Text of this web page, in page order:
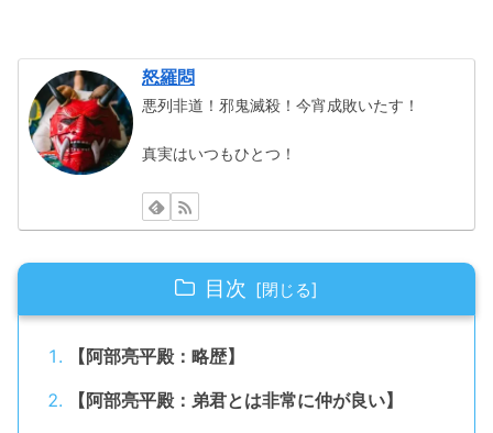
怒羅悶
悪列非道！邪鬼滅殺！今宵成敗いたす！
真実はいつもひとつ！
目次
【阿部亮平殿：略歴】
【阿部亮平殿：弟君とは非常に仲が良い】